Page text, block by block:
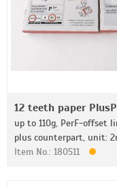
12 teeth paper
up to 110g, PerF-offset
plus counterpart, unit:
Item No.: 180511